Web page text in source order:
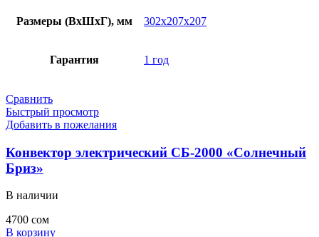
Размеры (ВхШхГ), мм 302x207x207
Гарантия 1 год
Сравнить
Быстрый просмотр
Добавить в пожелания
Конвектор электрический СБ-2000 «Солнечный
Бриз»
В наличии
4700 сом
В корзину